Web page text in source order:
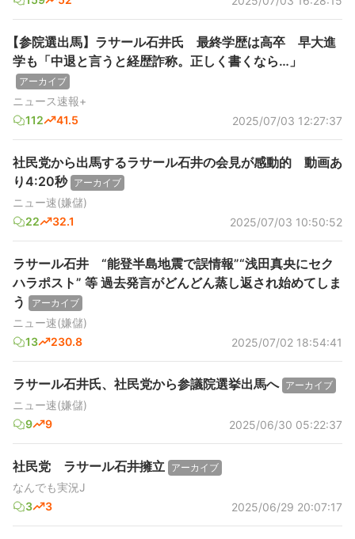
【参院選出馬】ラサール石井氏 最終学歴は高卒 早大進
学も「中退と言うと経歴詐称。正しく書くなら…」
アーカイブ
ニュース速報+
112
41.5 2025/07/03 12:27:37
社民党から出馬するラサール石井の会見が感動的 動画あ
り4:20秒 アーカイブ
ニュー速(嫌儲)
22
32.1 2025/07/03 10:50:52
ラサール石井 “能登半島地震で誤情報”“浅田真央にセク
ハラポスト” 等 過去発言がどんどん蒸し返され始めてしま
う
アーカイブ
ニュー速(嫌儲)
13
230.8 2025/07/02 18:54:41
ラサール石井氏、社民党から参議院選挙出馬へ アーカイブ
ニュー速(嫌儲)
9
9 2025/06/30 05:22:37
社民党 ラサール石井擁立 アーカイブ
なんでも実況J
3
3 2025/06/29 20:07:17